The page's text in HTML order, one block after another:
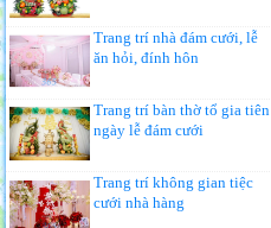
Trang trí nhà đám cưới, lễ
ăn hỏi, đính hôn
Trang trí bàn thờ tổ gia tiên
ngày lễ đám cưới
Trang trí không gian tiệc
cưới nhà hàng